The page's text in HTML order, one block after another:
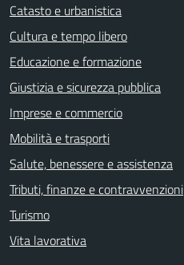
Catasto e urbanistica
Cultura e tempo libero
Educazione e formazione
Giustizia e sicurezza pubblica
Imprese e commercio
Mobilità e trasporti
Salute, benessere e assistenza
Tributi, finanze e contravvenzioni
Turismo
Vita lavorativa